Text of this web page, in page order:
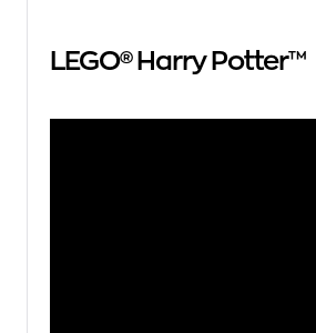
LEGO® Harry Potter™